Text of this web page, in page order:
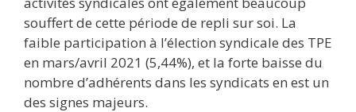
souffert de cette période de repli sur soi. La
faible participation à l’élection syndicale des TPE
en mars/avril 2021 (5,44%), et la forte baisse du
nombre d’adhérents dans les syndicats en est un
des signes majeurs.